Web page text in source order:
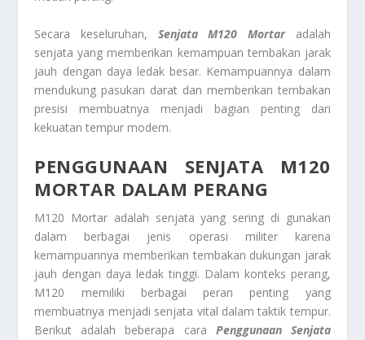
Secara keseluruhan, Senjata M120 Mortaradalah
senjata yang memberikan kemampuan tembakan jarak
jauh dengan daya ledak besar. Kemampuannya dalam
mendukung pasukan darat dan memberikan tembakan
presisi membuatnya menjadi bagian penting dari
kekuatan tempur modern.
PENGGUNAAN SENJATA M120
MORTAR DALAM PERANG
M120 Mortar adalah senjata yang sering di gunakan
dalam berbagai jenis operasi militer karena
kemampuannya memberikan tembakan dukungan jarak
jauh dengan daya ledak tinggi. Dalam konteks perang,
M120 memiliki berbagai peran penting yang
membuatnya menjadi senjata vital dalam taktik tempur.
Berikut adalah beberapa cara Penggunaan Senjata